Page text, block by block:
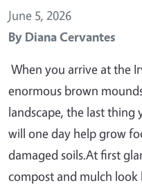
June 5, 2026
By Diana Cervantes
When you arrive at the
enormous brown
landscape, the last
will one day help grow
damaged soils.At first
compost and mulch